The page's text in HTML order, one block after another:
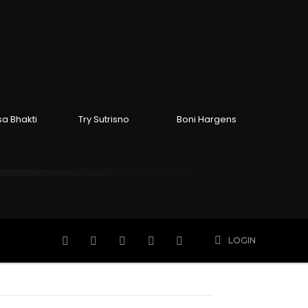
Bhakti Try Sutrisno Boni Hargens
LOGIN